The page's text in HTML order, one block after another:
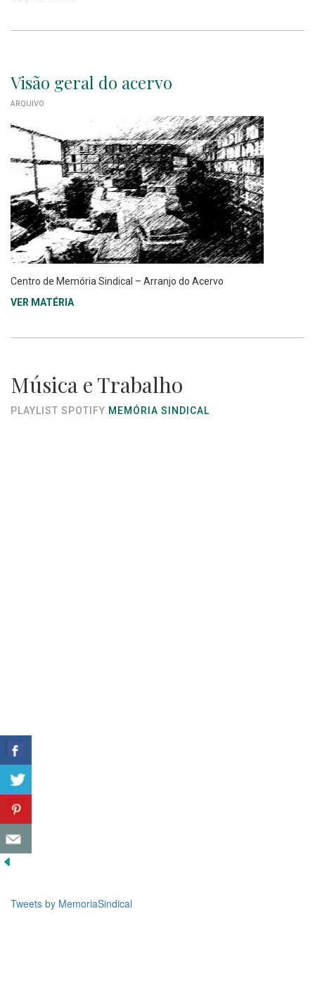
Visão geral do acervo
ARQUIVO
Centro de Memória Sindical – Arranjo do Acervo
VER MATÉRIA
Música e Trabalho
PLAYLIST SPOTIFY MEMÓRIA SINDICAL
Tweets by MemoriaSindical